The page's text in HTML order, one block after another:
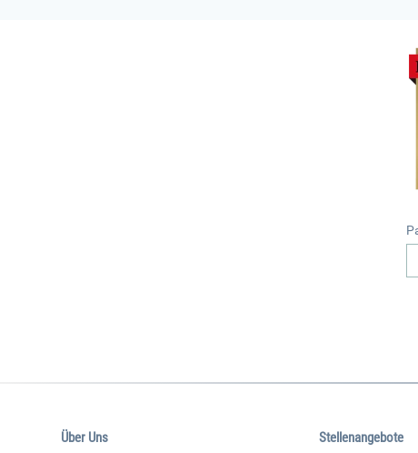
Über Uns
Stellenangebote